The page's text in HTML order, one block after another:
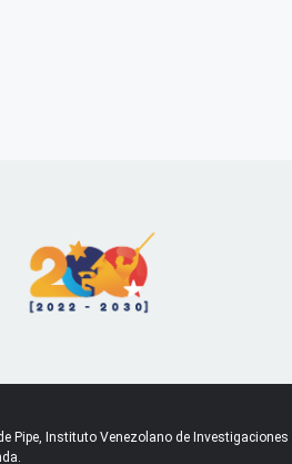
Pipe, Instituto Venezolano de Investigaciones